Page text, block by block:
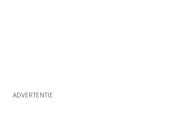
ADVERTENTIE